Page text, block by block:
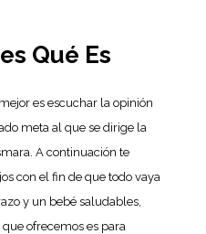
Qué Es
es escuchar la opinión
meta al que se dirige la
A continuación te
con el fin de que todo vaya
y un bebé saludables,
ofrecemos es para